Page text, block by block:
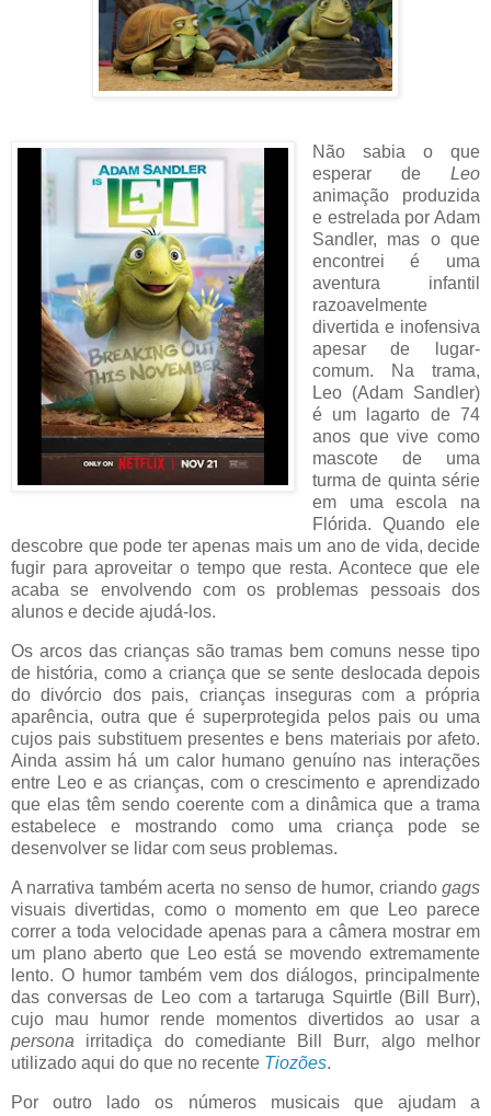
Não sabia o que
esperar de Leo
animação produzida
e estrelada por Adam
Sandler, mas o que
encontrei é uma
aventura infantil
razoavelmente
divertida e inofensiva
apesar de lugar-
comum. Na trama,
Leo (Adam Sandler)
é um lagarto de 74
anos que vive como
mascote de uma
turma de quinta série
em uma escola na
Flórida. Quando ele
descobre que pode ter apenas mais um ano de vida, decide
fugir para aproveitar o tempo que resta. Acontece que ele
acaba se envolvendo com os problemas pessoais dos
alunos e decide ajudá-los.
Os arcos das crianças são tramas bem comuns nesse tipo
de história, como a criança que se sente deslocada depois
do divórcio dos pais, crianças inseguras com a própria
aparência, outra que é superprotegida pelos pais ou uma
cujos pais substituem presentes e bens materiais por afeto.
Ainda assim há um calor humano genuíno nas interações
entre Leo e as crianças, com o crescimento e aprendizado
que elas têm sendo coerente com a dinâmica que a trama
estabelece e mostrando como uma criança pode se
desenvolver se lidar com seus problemas.
A narrativa também acerta no senso de humor, criando gags
visuais divertidas, como o momento em que Leo parece
correr a toda velocidade apenas para a câmera mostrar em
um plano aberto que Leo está se movendo extremamente
lento. O humor também vem dos diálogos, principalmente
das conversas de Leo com a tartaruga Squirtle (Bill Burr),
cujo mau humor rende momentos divertidos ao usar a
persona irritadiça do comediante Bill Burr, algo melhor
utilizado aqui do que no recente Tiozões.
Por outro lado os números musicais que ajudam a